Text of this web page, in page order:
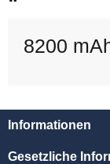
8200
Informationen
Gesetzliche